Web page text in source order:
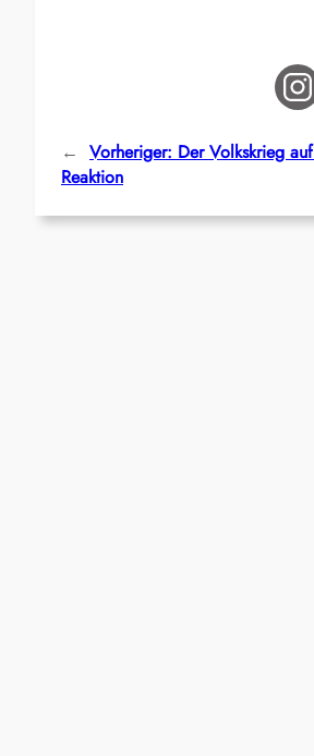
← Vorheriger: Der Volkskrieg
Reaktion